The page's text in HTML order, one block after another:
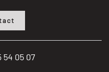
54 05 07